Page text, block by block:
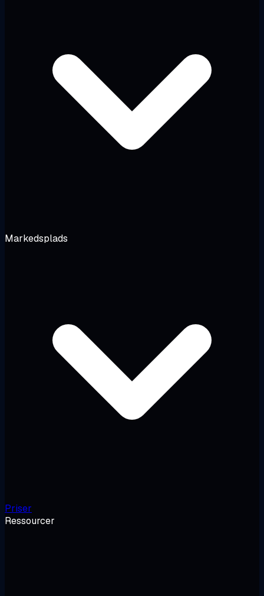
Markedsplads
Priser
Ressourcer